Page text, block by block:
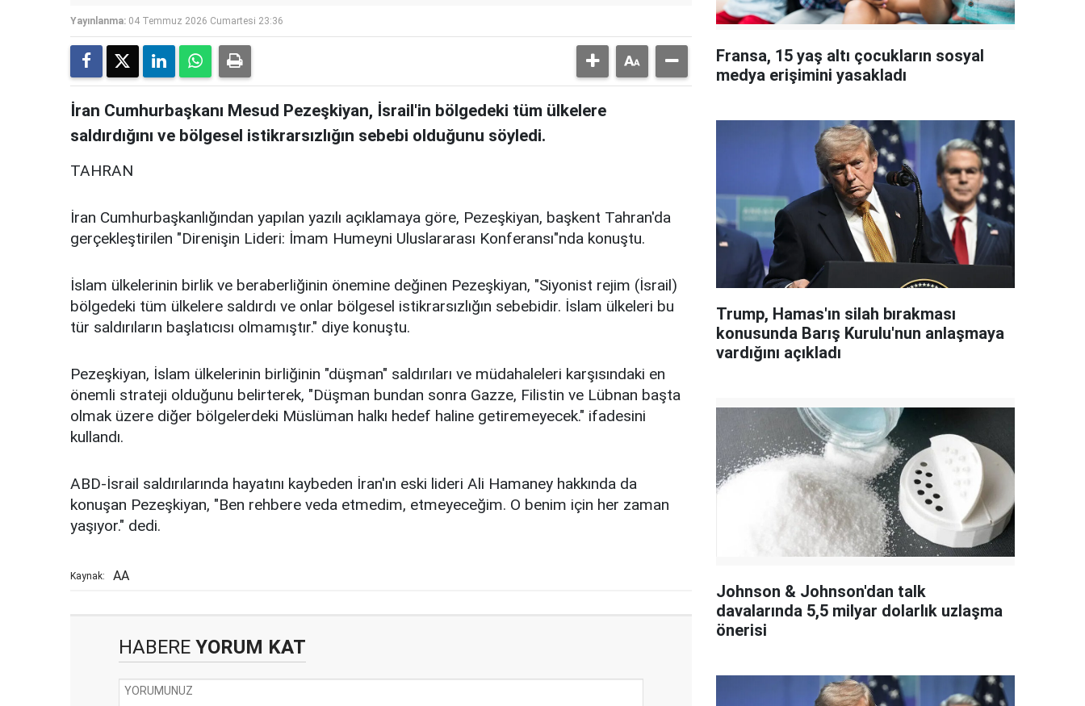
Yayınlanma: 04 Temmuz 2026 Cumartesi 23:36
İran Cumhurbaşkanı Mesud Pezeşkiyan, İsrail'in bölgedeki tüm ülkelere
saldırdığını ve bölgesel istikrarsızlığın sebebi olduğunu söyledi.
TAHRAN
İran Cumhurbaşkanlığından yapılan yazılı açıklamaya göre, Pezeşkiyan, başkent Tahran'da
gerçekleştirilen "Direnişin Lideri: İmam Humeyni Uluslararası Konferansı"nda konuştu.
İslam ülkelerinin birlik ve beraberliğinin önemine değinen Pezeşkiyan, "Siyonist rejim (İsrail)
bölgedeki tüm ülkelere saldırdı ve onlar bölgesel istikrarsızlığın sebebidir. İslam ülkeleri bu
tür saldırıların başlatıcısı olmamıştır." diye konuştu.
Pezeşkiyan, İslam ülkelerinin birliğinin "düşman" saldırıları ve müdahaleleri karşısındaki en
önemli strateji olduğunu belirterek, "Düşman bundan sonra Gazze, Filistin ve Lübnan başta
olmak üzere diğer bölgelerdeki Müslüman halkı hedef haline getiremeyecek." ifadesini
kullandı.
ABD-İsrail saldırılarında hayatını kaybeden İran'ın eski lideri Ali Hamaney hakkında da
konuşan Pezeşkiyan, "Ben rehbere veda etmedim, etmeyeceğim. O benim için her zaman
yaşıyor." dedi.
Kaynak: AA
HABERE YORUM KAT
Fransa, 15 yaş altı çocukların sosyal
medya erişimini yasakladı
Trump, Hamas'ın silah bırakması
konusunda Barış Kurulu'nun anlaşmaya
vardığını açıkladı
Johnson & Johnson'dan talk
davalarında 5,5 milyar dolarlık uzlaşma
önerisi